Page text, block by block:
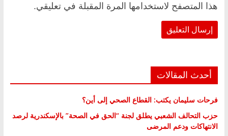
هذا المتصفح لاستخدامها المرة المقبلة في تعليقي.
أحدث المقالات
فرحات سليمان يكتب: القطاع الصحي إلى أين؟
حزب التحالف الشعبي يطلق لجنة “الحق في الصحة” بالإسكندرية لرصد
الانتهاكات ودعم المرضى